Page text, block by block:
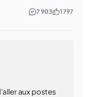
7 903 1 797
aux postes